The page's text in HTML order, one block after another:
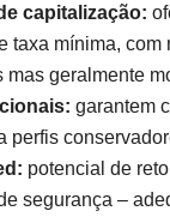
capitalização:
taxa mínima, com
mas geralmente
garantem
perfis
potencial de
segurança –